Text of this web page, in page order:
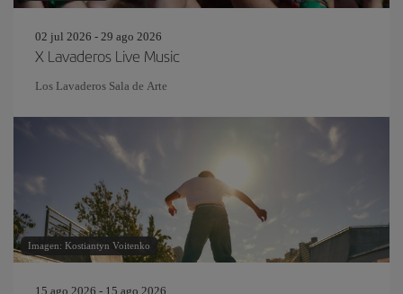
02 jul 2026 - 29 ago 2026
X Lavaderos Live Music
Los Lavaderos Sala de Arte
Imagen: Kostiantyn Voitenko
15 ago 2026 - 15 ago 2026